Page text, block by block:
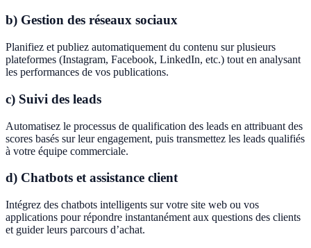
b) Gestion des réseaux sociaux
Planifiez et publiez automatiquement du contenu sur plusieurs
plateformes (Instagram, Facebook, LinkedIn, etc.) tout en analysant
les performances de vos publications.
c) Suivi des leads
Automatisez le processus de qualification des leads en attribuant des
scores basés sur leur engagement, puis transmettez les leads qualifiés
à votre équipe commerciale.
d) Chatbots et assistance client
Intégrez des chatbots intelligents sur votre site web ou vos
applications pour répondre instantanément aux questions des clients
et guider leurs parcours d’achat.